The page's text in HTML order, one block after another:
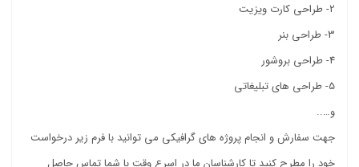
2- طراحی کارت ویزیت
3- طراحی بنر
4- طراحی بروشور
5- طراحی های تبلیغاتی
و…..
جهت سفارش و انجام پروژه های گرافیکی می توانید با فرم زیر درخواست